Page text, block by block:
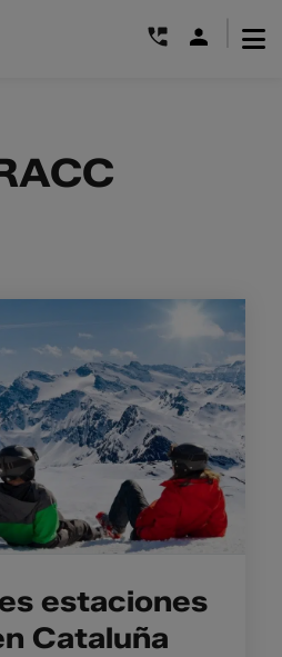
estaciones
Cataluña